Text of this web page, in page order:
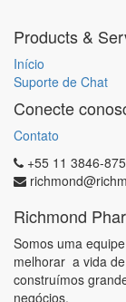
Products &
Início
Suporte de Chat
Conecte
Contato
+55 11 3846-
Richmond
Somos uma
melhorar a vida
construímos
negócios.